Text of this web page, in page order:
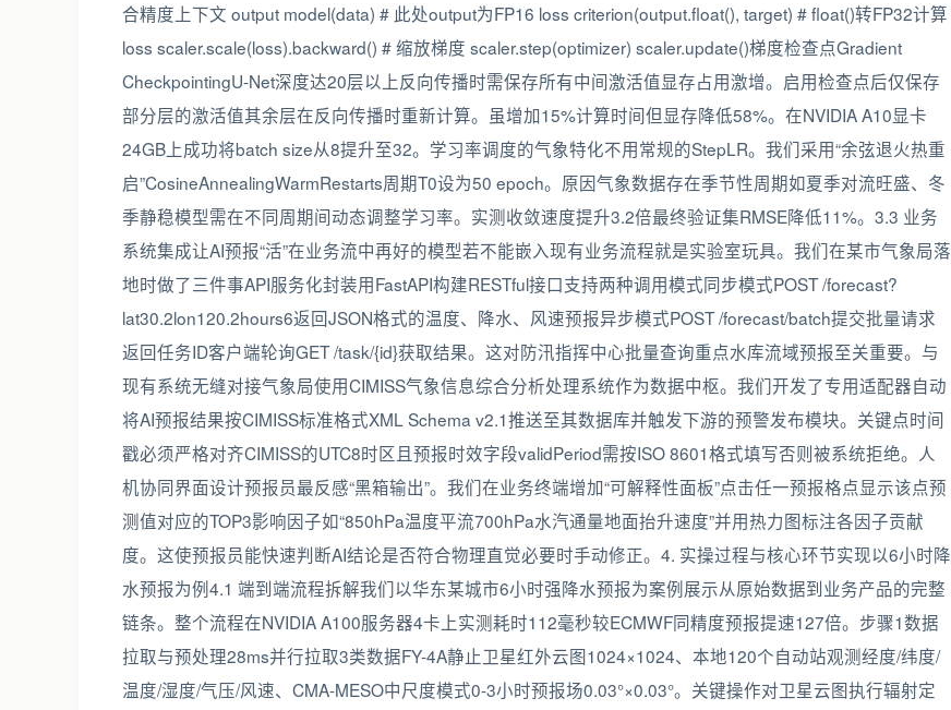
合精度上下文 output model(data) # 此处output为FP16 loss criterion(output.float(), target) # float()转FP32计算
loss scaler.scale(loss).backward() # 缩放梯度 scaler.step(optimizer) scaler.update()梯度检查点Gradient
CheckpointingU-Net深度达20层以上反向传播时需保存所有中间激活值显存占用激增。启用检查点后仅保存
部分层的激活值其余层在反向传播时重新计算。虽增加15%计算时间但显存降低58%。在NVIDIA A10显卡
24GB上成功将batch size从8提升至32。学习率调度的气象特化不用常规的StepLR。我们采用“余弦退火热重
启”CosineAnnealingWarmRestarts周期T0设为50 epoch。原因气象数据存在季节性周期如夏季对流旺盛、冬
季静稳模型需在不同周期间动态调整学习率。实测收敛速度提升3.2倍最终验证集RMSE降低11%。3.3 业务
系统集成让AI预报“活”在业务流中再好的模型若不能嵌入现有业务流程就是实验室玩具。我们在某市气象局落
地时做了三件事API服务化封装用FastAPI构建RESTful接口支持两种调用模式同步模式POST /forecast?
lat30.2lon120.2hours6返回JSON格式的温度、降水、风速预报异步模式POST /forecast/batch提交批量请求
返回任务ID客户端轮询GET /task/{id}获取结果。这对防汛指挥中心批量查询重点水库流域预报至关重要。与
现有系统无缝对接气象局使用CIMISS气象信息综合分析处理系统作为数据中枢。我们开发了专用适配器自动
将AI预报结果按CIMISS标准格式XML Schema v2.1推送至其数据库并触发下游的预警发布模块。关键点时间
戳必须严格对齐CIMISS的UTC8时区且预报时效字段validPeriod需按ISO 8601格式填写否则被系统拒绝。人
机协同界面设计预报员最反感“黑箱输出”。我们在业务终端增加“可解释性面板”点击任一预报格点显示该点预
测值对应的TOP3影响因子如“850hPa温度平流700hPa水汽通量地面抬升速度”并用热力图标注各因子贡献
度。这使预报员能快速判断AI结论是否符合物理直觉必要时手动修正。4. 实操过程与核心环节实现以6小时降
水预报为例4.1 端到端流程拆解我们以华东某城市6小时强降水预报为案例展示从原始数据到业务产品的完整
链条。整个流程在NVIDIA A100服务器4卡上实测耗时112毫秒较ECMWF同精度预报提速127倍。步骤1数据
拉取与预处理28ms并行拉取3类数据FY-4A静止卫星红外云图1024×1024、本地120个自动站观测经度/纬度/
温度/湿度/气压/风速、CMA-MESO中尺度模式0-3小时预报场0.03°×0.03°。关键操作对卫星云图执行辐射定